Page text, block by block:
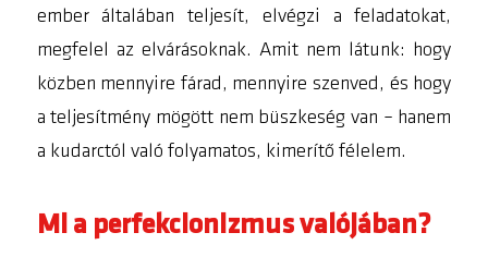
ember általában teljesít, elvégzi a feladatokat,
megfelel az elvárásoknak. Amit nem látunk: hogy
közben mennyire fárad, mennyire szenved, és hogy
a teljesítmény mögött nem büszkeség van – hanem
a kudarctól való folyamatos, kimerítő félelem.
Mi a perfekcionizmus valójában?